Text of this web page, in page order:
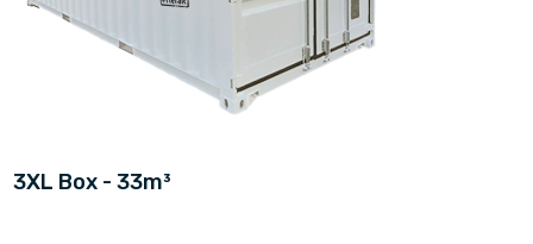
3XL Box - 33m³